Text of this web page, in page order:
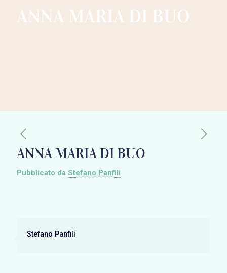
ANNA MARIA DI BUO
ANNA MARIA DI BUO
Pubblicato da Stefano Panfili
Stefano Panfili